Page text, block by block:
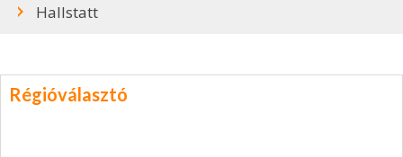
Hallstatt
Régióválasztó